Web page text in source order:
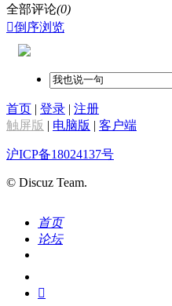
全部评论(0)
倒序浏览
首页 | 登录 | 注册
触屏版 | 电脑版 | 客户端
沪ICP备18024137号
© Discuz Team.
首页
论坛
我的
